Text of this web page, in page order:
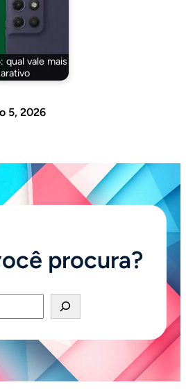
qual vale mais
5, 2026
procura?